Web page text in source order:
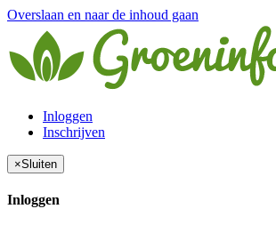
Overslaan en naar de inhoud gaan
Inloggen
Inschrijven
×Sluiten
Inloggen